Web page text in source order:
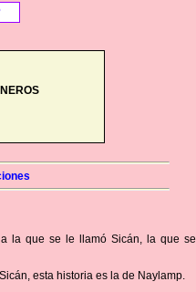
la que se le llamó Sicán, la que se
esta historia es la de Naylamp.